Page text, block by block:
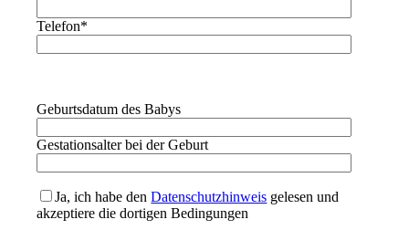
Telefon*
Geburtsdatum des Babys
Gestationsalter bei der Geburt
Ja, ich habe denDatenschutzhinweis gelesen und
akzeptiere die dortigen Bedingungen